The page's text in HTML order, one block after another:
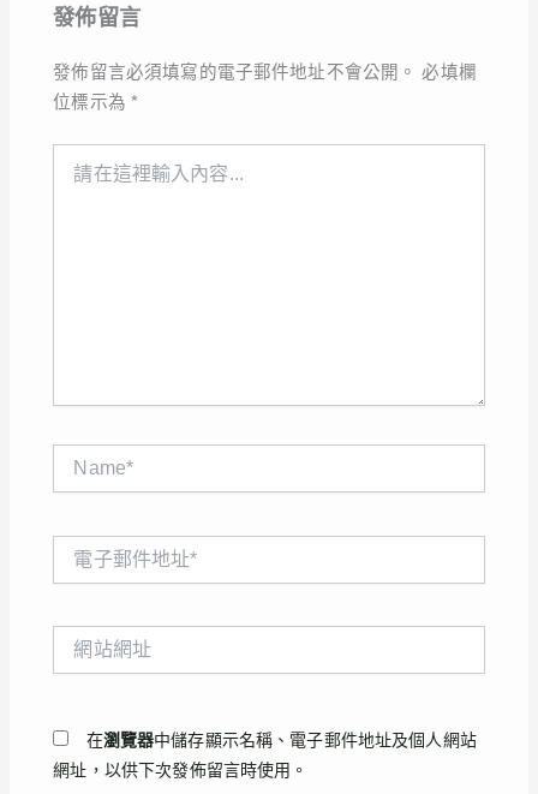
發佈留言
發佈留言必須填寫的電子郵件地址不會公開。 必填欄
位標示為*
在瀏覽器中儲存顯示名稱、電子郵件地址及個人網站
網址，以供下次發佈留言時使用。